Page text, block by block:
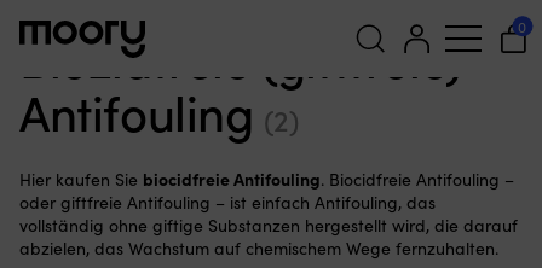
Suchen
nach:
0
Biozidfreie (giftfreie)
Antifouling (2)
Hier kaufen Sie biocidfreie Antifouling. Biocidfreie Antifouling –
oder giftfreie Antifouling – ist einfach Antifouling, das
vollständig ohne giftige Substanzen hergestellt wird, die darauf
abzielen, das Wachstum auf chemischem Wege fernzuhalten.